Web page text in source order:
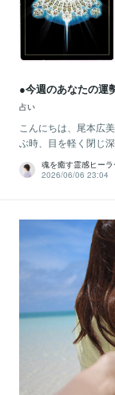
●今週のあなたの運
占い
こんにちは、尾本広
ぶ時、目を軽く閉じ
魂を癒す霊感ヒー
2026/06/06 23:04